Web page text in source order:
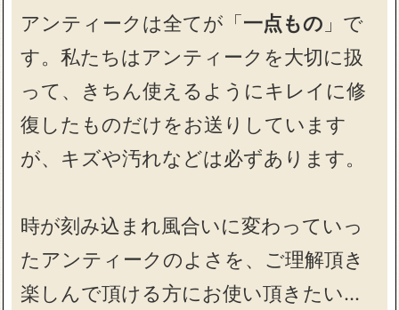
アンティークは全てが「一点もの 」で
す。私たちはアンティークを大切に扱
って、きちん使えるようにキレイに修
復したものだけをお送りしています
が、キズや汚れなどは必ずあります。
時が刻み込まれ風合いに変わっていっ
たアンティークのよさを、ご理解頂き
楽しんで頂ける方にお使い頂きたい…